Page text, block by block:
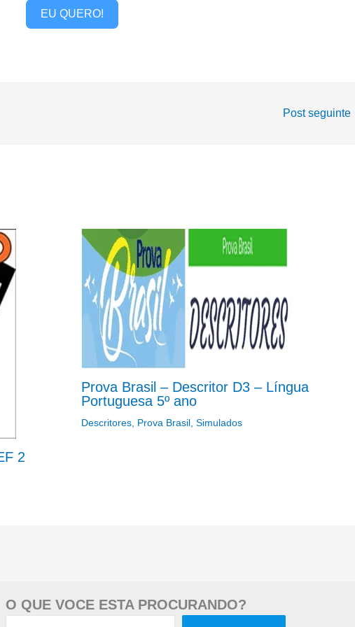
EU QUERO!
Post seguinte
2
Prova Brasil – Descritor D3 – Língua
Portuguesa 5º ano
Descritores, Prova Brasil, Simulados
O QUE VOCE ESTA PROCURANDO?